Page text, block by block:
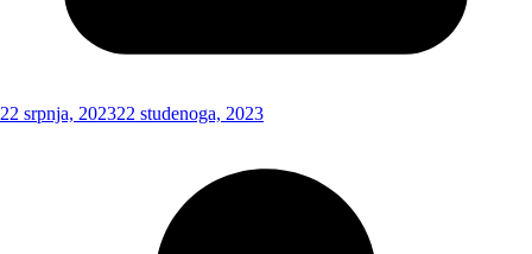
22 srpnja, 202322 studenoga, 2023